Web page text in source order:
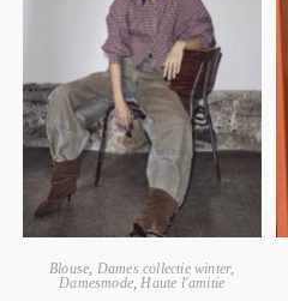
Blouse Dames collectie winter,
Damesmode Haute l'amitie